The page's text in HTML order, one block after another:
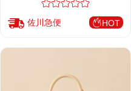
佐川急便 HOT